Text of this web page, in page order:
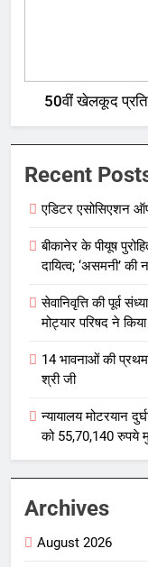
50वीं खेलकूद
Recent
एडिटर एसोसिएशन ऑफ
बीकानेर के पीयूष
दायित्व; ‘असमनी’ की
सेवानिवृत्ति की पूर्व
मोट्यार परिषद ने
14 भावनाओं की प्रथम
श्री जी
न्यायालय मोटरयान
को 55,70,140 रुपये
Archives
August 2026